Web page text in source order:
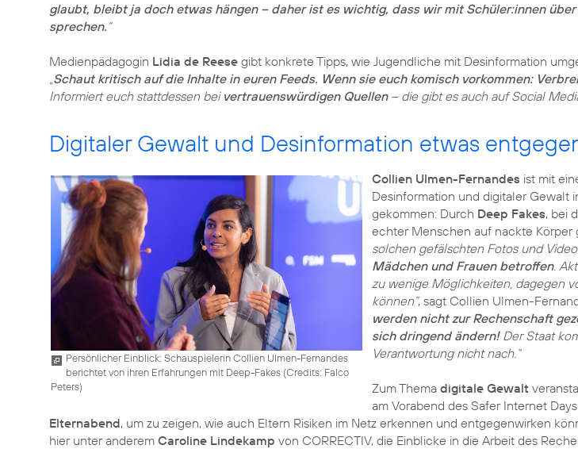
glaubt, bleibt ja doch etwas hängen – daher ist es wichtig, dass wir mit Schüler:innen
sprechen. “
Medienpädagogin Lidia de Reese gibt konkrete Tipps, wie Jugendliche mit Desinformation
„Schaut kritisch auf die Inhalte in euren Feeds. Wenn sie euch komisch vorkommen:
Informiert euch stattdessen bei vertrauenswürdigen Quellen– die gibt es auch auf Social
Digitaler Gewalt und Desinformation etwas
Persönlicher Einblick: Schauspielerin Collien Ulmen-Fernandes
berichtet von ihren Erfahrungen mit Deep-Fakes (Credits: Falco
Peters)
Collien Ulmen-Fernandes ist mit
Desinformation und digitaler Gewalt
gekommen: Durch Deep Fakes, bei
echter Menschen auf nackte Körper
solchen gefälschten Fotos und
Mädchen und Frauen betroffen.
zu wenige Möglichkeiten, dagegen
können“, sagt Collien Ulmen-
werden nicht zur Rechenschaft
sich dringend ändern!Der Staat
Verantwortung nicht nach.“
Zum Thema digitale Gewalt
am Vorabend des Safer Internet
Elternabend, um zu zeigen, wie auch Eltern Risiken im Netz erkennen und entgegenwirken
hier unter anderem Caroline Lindekamp von CORRECTIV, die Einblicke in die Arbeit des